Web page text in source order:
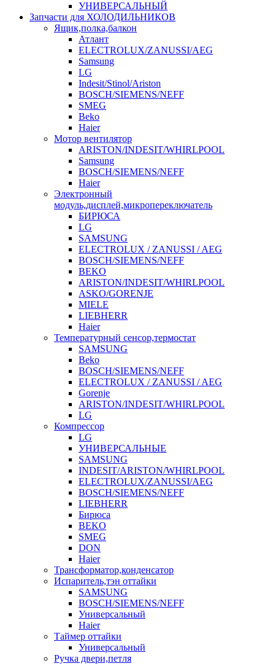
УНИВЕРСАЛЬНЫЙ
Запчасти для ХОЛОДИЛЬНИКОВ
Ящик,полка,балкон
Атлант
ELECTROLUX/ZANUSSI/AEG
Samsung
LG
Indesit/Stinol/Ariston
BOSCH/SIEMENS/NEFF
SMEG
Beko
Haier
Мотор вентилятор
ARISTON/INDESIT/WHIRLPOOL
Samsung
BOSCH/SIEMENS/NEFF
Haier
Электронный
модуль,дисплей,микропереключатель
БИРЮСА
LG
SAMSUNG
ELECTROLUX / ZANUSSI / AEG
BOSCH/SIEMENS/NEFF
BEKO
ARISTON/INDESIT/WHIRLPOOL
ASKO/GORENJE
MIELE
LIEBHERR
Haier
Температурный сенсор,термостат
SAMSUNG
Beko
BOSCH/SIEMENS/NEFF
ELECTROLUX / ZANUSSI / AEG
Gorenje
ARISTON/INDESIT/WHIRLPOOL
LG
Компрессор
LG
УНИВЕРСАЛЬНЫЕ
SAMSUNG
INDESIT/ARISTON/WHIRLPOOL
ELECTROLUX/ZANUSSI/AEG
BOSCH/SIEMENS/NEFF
LIEBHERR
Бирюса
BEKO
SMEG
DON
Haier
Трансформатор,конденсатор
Испаритель,тэн оттайки
SAMSUNG
BOSCH/SIEMENS/NEFF
Универсальный
Haier
Таймер оттайки
Универсальный
Ручка двери,петля